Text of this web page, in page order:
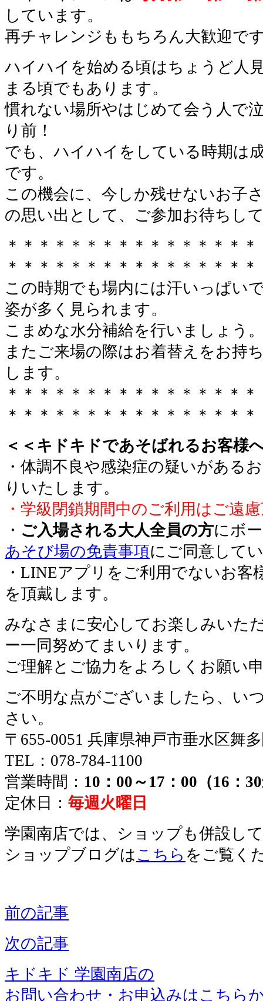
しています。
再チャレンジももちろん大歓迎で
ハイハイを始める頃はちょうど人
まる頃でもあります。
慣れない場所やはじめて会う人で
り前！
でも、ハイハイをしている時期は
です。
この機会に、今しか残せないお子
の思い出として、ご参加お待ちし
＊＊＊＊＊＊＊＊＊＊＊＊＊＊＊
＊＊＊＊＊＊＊＊＊＊＊＊＊＊＊＊
この時期でも場内には汗いっぱい
姿が多く見られます。
こまめな水分補給を行いましょう
またご来場の際はお着替えをお持
します。
＊＊＊＊＊＊＊＊＊＊＊＊＊＊＊
＊＊＊＊＊＊＊＊＊＊＊＊＊＊＊＊
＜＜キドキドであそばれるお客様
・体調不良や感染症の疑いがある
りいたします。
・学級閉鎖期間中のご利用はご遠
・ ご入場される大人全員の方にボ
あそび場の免責事項にご同意して
・LINEアプリをご利用でないお客
を頂戴します。
みなさまに安心してお楽しみいた
ー一同努めてまいります。
ご理解とご協力をよろしくお願い
ご不明な点がございましたら、い
さい。
〒655-0051 兵庫県神戸市垂水区舞
TEL：078-784-1100
営業時間： 10：00～17：00（16：
定休日： 毎週火曜日
学園南店では、ショップも併設し
ショップブログは こちら をご覧く
前の記事
次の記事
キドキド 学園南店の
お問い合わせ・お申込みはこちら